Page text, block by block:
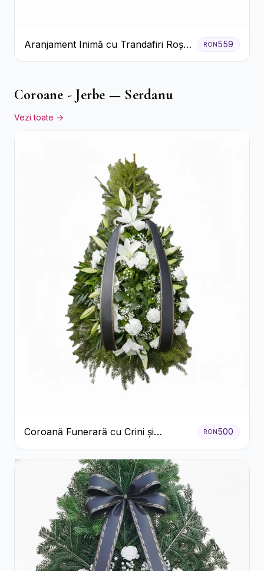
Aranjament Inimă cu Trandafiri Roșii
și Ciocolată Ferrero Rocher
RON559
Coroane - Jerbe — Serdanu
Vezi toate →
Coroană Funerară cu Crini și
Garoafe Albe
RON500